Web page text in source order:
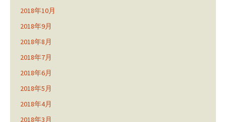
2018年10月
2018年9月
2018年8月
2018年7月
2018年6月
2018年5月
2018年4月
2018年3月